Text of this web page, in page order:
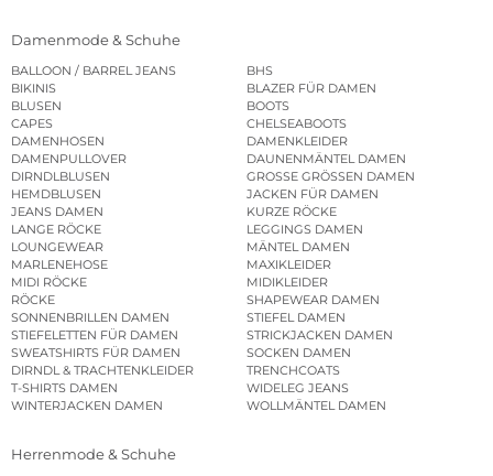
Damenmode & Schuhe
BALLOON / BARREL JEANS
BHS
BIKINIS
BLAZER FÜR DAMEN
BLUSEN
BOOTS
CAPES
CHELSEABOOTS
DAMENHOSEN
DAMENKLEIDER
DAMENPULLOVER
DAUNENMÄNTEL DAMEN
DIRNDLBLUSEN
GROSSE GRÖSSEN DAMEN
HEMDBLUSEN
JACKEN FÜR DAMEN
JEANS DAMEN
KURZE RÖCKE
LANGE RÖCKE
LEGGINGS DAMEN
LOUNGEWEAR
MÄNTEL DAMEN
MARLENEHOSE
MAXIKLEIDER
MIDI RÖCKE
MIDIKLEIDER
RÖCKE
SHAPEWEAR DAMEN
SONNENBRILLEN DAMEN
STIEFEL DAMEN
STIEFELETTEN FÜR DAMEN
STRICKJACKEN DAMEN
SWEATSHIRTS FÜR DAMEN
SOCKEN DAMEN
DIRNDL & TRACHTENKLEIDER
TRENCHCOATS
T-SHIRTS DAMEN
WIDELEG JEANS
WINTERJACKEN DAMEN
WOLLMÄNTEL DAMEN
Herrenmode & Schuhe